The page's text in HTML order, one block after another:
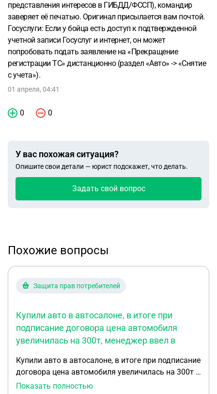
представления интересов в ГИБДД/ФССП), командир
заверяет её печатью. Оригинал присылается вам почтой.
Госуслуги: Если у бойца есть доступ к подтвержденной
учетной записи Госуслуг и интернет, он может
попробовать подать заявление на «Прекращение
регистрации ТС» дистанционно (раздел «Авто» -> «Снятие
с учета»).
01 апреля, 04:41
0 0
У вас похожая ситуация?
Опишите свои детали — юрист подскажет, что делать.
Задать свой вопрос
Похожие вопросы
Защита прав потребителей
Купили авто в автосалоне, в итоге при
подписание договора цена автомобиля
увеличилась на 300т, менеджер ввел в
Купили авто в автосалоне, в итоге при подписание
договора цена автомобиля увеличилась на 300т ,
менеджер ввел в заблуждение, что цена эта со
Показать полностью